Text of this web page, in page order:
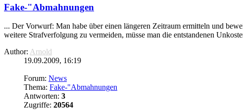
Fake-"Abmahnungen
... Der Vorwurf: Man habe über einen längeren Zeitraum ermitteln und
weitere Strafverfolgung zu vermeiden, müsse man die entstandenen
Author: Arnold
19.09.2009, 16:19
Forum: News
Thema: Fake-"Abmahnungen
Antworten: 3
Zugriffe: 20564